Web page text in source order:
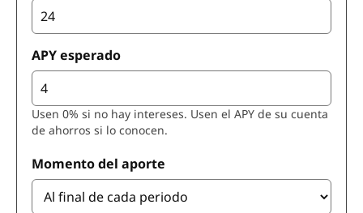
APY esperado
Usen 0% si no hay intereses. Usen el APY de su cuenta
de ahorros si lo conocen.
Momento del aporte